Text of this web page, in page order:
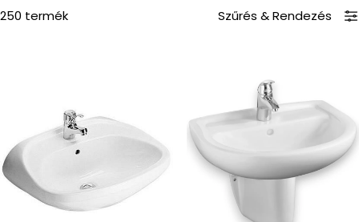
c
250 termék Szűrés &Rendezés